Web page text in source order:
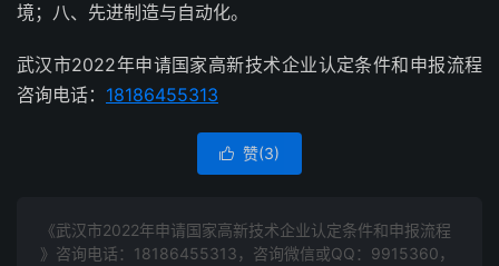
境；八、先进制造与自动化。
武汉市2022年申请国家高新技术企业认定条件和申报流程
咨询电话： 18186455313
 赞(3)
《武汉市2022年申请国家高新技术企业认定条件和申报流程
》咨询电话： 18186455313 ，咨询微信或QQ：9915360，